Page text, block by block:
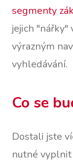
segmenty
jejich "nářky"
výrazným
vyhledávání.
Co se
Dostali jste
nutné vyplnit